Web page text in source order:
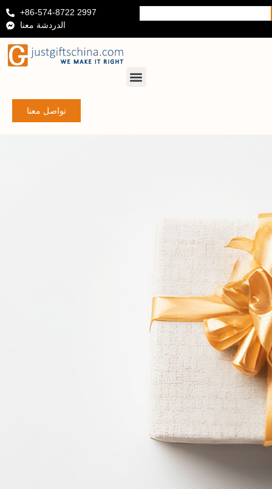
+86-574-8722 2997
الدردشة معنا
تواصل معنا